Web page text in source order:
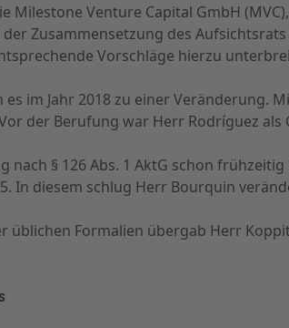
Milestone Venture Capital GmbH
der Zusammensetzung des
Vorschläge hierzu
im Jahr 2018 zu einer Veränderung.
der Berufung war Herr Rodríguez
nach § 126 Abs. 1 AktG schon
In diesem schlug Herr Bourquin
üblichen Formalien übergab Herr